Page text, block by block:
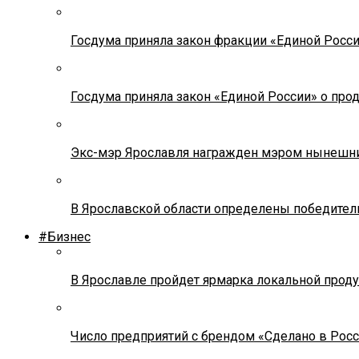
Госдума приняла закон фракции «Единой
Госдума приняла закон «Единой России» о
Экс-мэр Ярославля награжден мэром
В Ярославской области определены
#Бизнес
В Ярославле пройдет ярмарка локальной
Число предприятий с брендом «Сделано в